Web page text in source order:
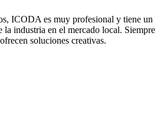
ICODA es muy profesional y tiene un
industria en el mercado local. Siempre
soluciones creativas.